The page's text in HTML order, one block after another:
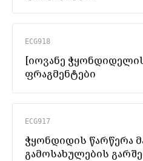
ECG918
[იოვანე
ფრაგმენტები
ECG917
ჭყონდიდის წარწერა
გამოსახულების